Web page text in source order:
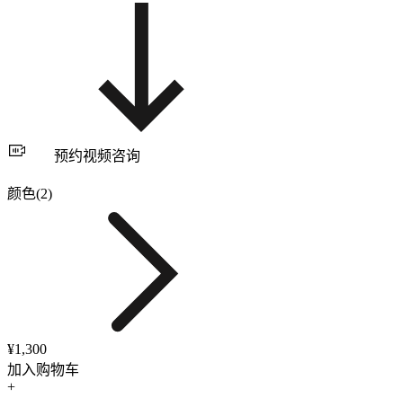
预约视频咨询
颜色(2)
¥1,300
加入购物车
+